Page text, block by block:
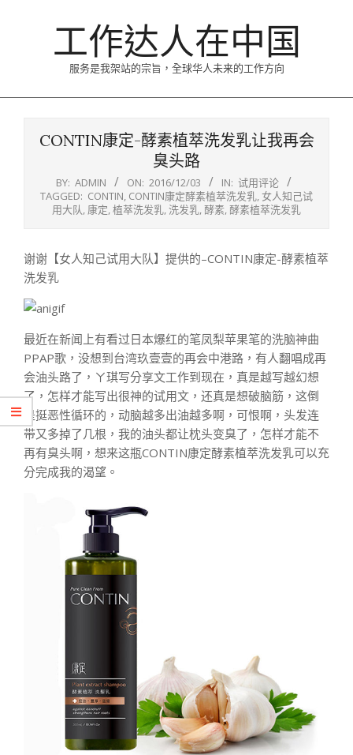
工作达人在中国
服务是我架站的宗旨，全球华人未来的工作方向
CONTIN康定-酵素植萃洗发乳让我再会
臭头路
BY: ADMIN ON: 2016/12/03 IN: 试用评论
TAGGED: CONTIN, CONTIN康定酵素植萃洗发乳,女人知己试
用大队, 康定,植萃洗发乳,洗发乳,酵素,酵素植萃洗发乳
谢谢【女人知己试用大队】提供的–CONTIN康定-酵素植萃
洗发乳
最近在新闻上有看过日本爆红的笔凤梨苹果笔的洗脑神曲
PPAP歌，没想到台湾玖壹壹的再会中港路，有人翻唱成再
会油头路了，ㄚ琪写分享文工作到现在，真是越写越幻想
了，怎样才能写出很神的试用文，还真是想破脑筋，这倒
是挺恶性循环的，动脑越多出油越多啊，可恨啊，头发连
带又多掉了几根，我的油头都让枕头变臭了，怎样才能不
再有臭头啊，想来这瓶CONTIN康定酵素植萃洗发乳可以充
分完成我的渴望。